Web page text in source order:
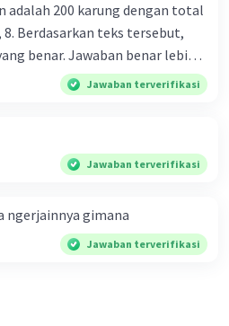
adalah 200 karung dengan total
Berdasarkan teks tersebut,
benar. Jawaban benar lebih
kemasan 25 kg adalah 50
kemasan 50 kg adalah 150
kemasan 25 kg dan 50 kg
teks tersebut, jika
biaya angkut semua beras yang
A. Rp2.540.000 C. Rp2.312.000 B.
Jawaban terverifikasi
Jawaban terverifikasi
ngerjainnya gimana
Jawaban terverifikasi